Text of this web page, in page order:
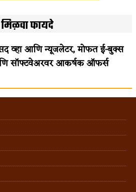
फायदे
व्हा आणि न्यूजलेटर, मोफत ई-बुक्स
सॉफ्टवेअरवर आकर्षक ऑफर्स